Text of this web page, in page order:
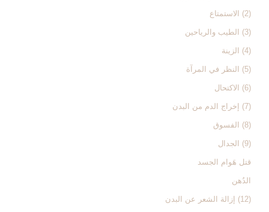
(2) الاستمتاع‏
(3) الطيب والرياحين‏
(4) الزينة
(5) النظر في المرآة
(6) الاكتحال‏
(7) إخراج الدم من البدن‏
(8) الفسوق‏
(9) الجدال‏
قتل هَوام الجسد
الدُهن‏
(12) إزالة الشعر عن البدن‏